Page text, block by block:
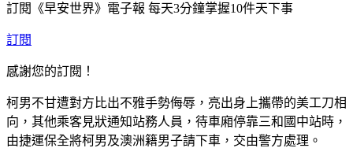
訂閱《早安世界》電子報 每天3分鐘掌握10件天下事
訂閱
感謝您的訂閱！
柯男不甘遭對方比出不雅手勢侮辱，亮出身上攜帶的美工刀相
向，其他乘客見狀通知站務人員，待車廂停靠三和國中站時，
由捷運保全將柯男及澳洲籍男子請下車，交由警方處理。